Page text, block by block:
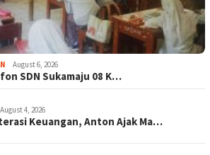
August 6, 2026
SDN Sukamaju 08 K…
August 4, 2026
Keuangan, Anton Ajak Ma…